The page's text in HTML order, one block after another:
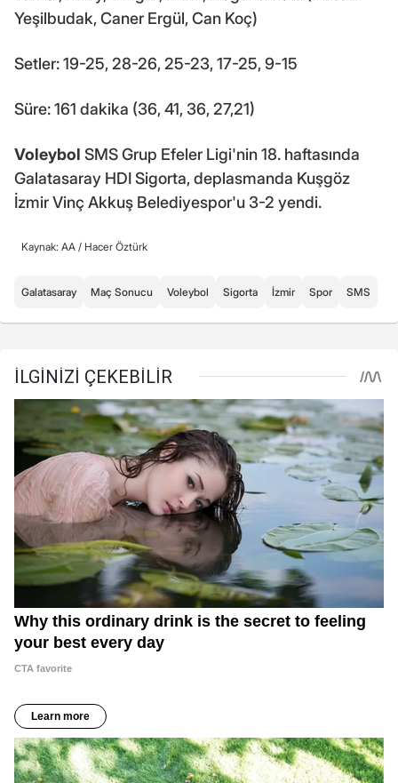
Yeşilbudak, Caner Ergül, Can Koç)
Setler: 19-25, 28-26, 25-23, 17-25, 9-15
Süre: 161 dakika (36, 41, 36, 27,21)
Voleybol SMS Grup Efeler Ligi'nin 18. haftasında
Galatasaray HDI Sigorta, deplasmanda Kuşgöz
İzmir Vinç Akkuş Belediyespor'u 3-2 yendi.
Kaynak: AA / Hacer Öztürk
Galatasaray Maç Sonucu Voleybol Sigorta İzmir Spor SMS